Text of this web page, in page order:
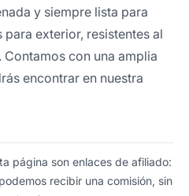
y siempre lista para
exterior, resistentes al
con una amplia
encontrar en nuestra
página son enlaces de afiliado:
recibir una comisión, sin